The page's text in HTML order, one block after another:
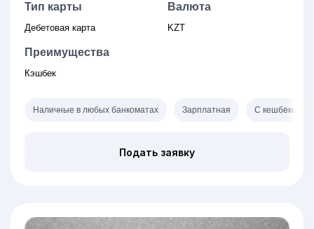
Тип карты
Дебетовая карта
Валюта
KZT
Преимущества
Кэшбек
Подать заявку
Наличные в любых банкоматах Зарплатная С кешбеком